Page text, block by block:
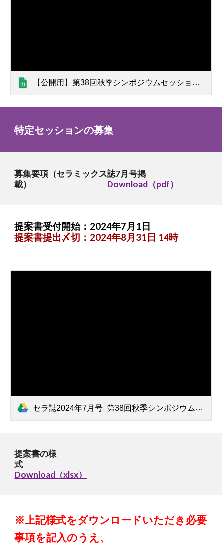
【公開用】第38回秋季シンポジウムセッション一覧
特定セッションの募集
募集要項（セラミックス誌7月号掲
載） Download（pdf）
提案書受付開始：2024年7月1日
提案書提出〆切：2024年8月31日 14時
セラ誌2024年7月号_第38回秋季シンポジウム特定セッション提案募集.pdf
提案書の様
式
Download（xlsx）
※上記様式をダウンロードいただき必要
事項を記入のうえ、